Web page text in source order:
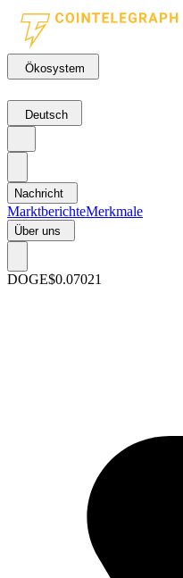
Ökosystem
Deutsch
Nachricht
MarktberichteMerkmale
Über uns
DOGE$0.07021